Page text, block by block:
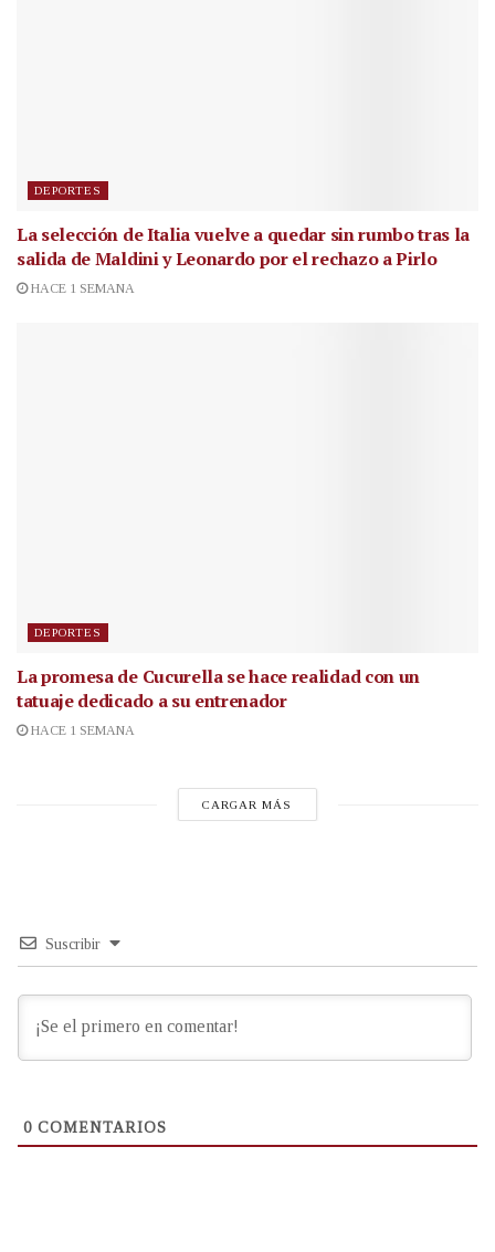
DEPORTES
La selección de Italia vuelve a quedar sin rumbo tras la
salida de Maldini y Leonardo por el rechazo a Pirlo
HACE 1 SEMANA
DEPORTES
La promesa de Cucurella se hace realidad con un
tatuaje dedicado a su entrenador
HACE 1 SEMANA
CARGAR MÁS
Suscribir
0 COMENTARIOS